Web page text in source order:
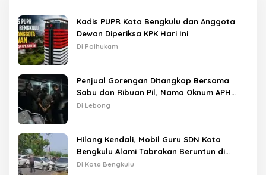
Kadis PUPR Kota Bengkulu dan Anggota
Dewan Diperiksa KPK Hari Ini
Di Polhukam
Penjual Gorengan Ditangkap Bersama
Sabu dan Ribuan Pil, Nama Oknum APH
Disebut Saat Interogasi
Di Lebong
Hilang Kendali, Mobil Guru SDN Kota
Bengkulu Alami Tabrakan Beruntun di
Lampu Merah
Di Kota Bengkulu